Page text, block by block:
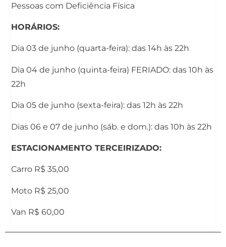
Pessoas com Deficiência Física
HORÁRIOS:
Dia 03 de junho (quarta-feira): das 14h às 22h
Dia 04 de junho (quinta-feira) FERIADO: das 10h às
22h
Dia 05 de junho (sexta-feira): das 12h às 22h
Dias 06 e 07 de junho (sáb. e dom.): das 10h às 22h
ESTACIONAMENTO TERCEIRIZADO:
Carro R$ 35,00
Moto R$ 25,00
Van R$ 60,00